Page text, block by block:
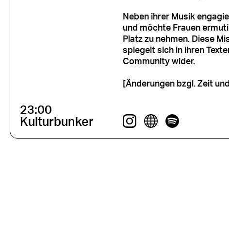
23:00
Kulturbunker
Neben ihrer Musik
und möchte Frauen
Platz zu nehmen. Diese
spiegelt sich in ihren
Community wider.
[Änderungen bzgl. Zeit